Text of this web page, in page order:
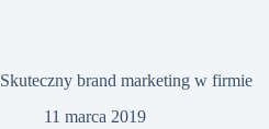
Skuteczny brand marketing w firmie
11 marca 2019